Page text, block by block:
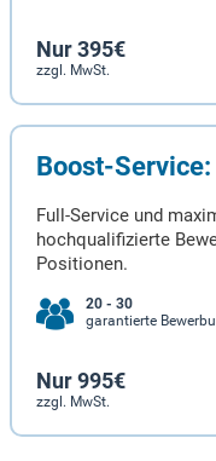
Nur 395€
zzgl. MwSt.
Boost-Service:
Full-Service und
hochqualifizierte
Positionen.
20 - 30
garantierte
Nur 995€
zzgl. MwSt.